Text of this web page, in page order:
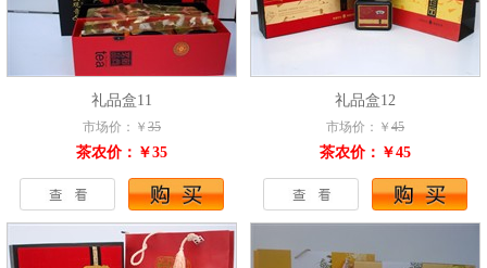
礼品盒11
市场价：￥ 35
茶农价：￥35
礼品盒12
市场价：￥ 45
茶农价：￥45